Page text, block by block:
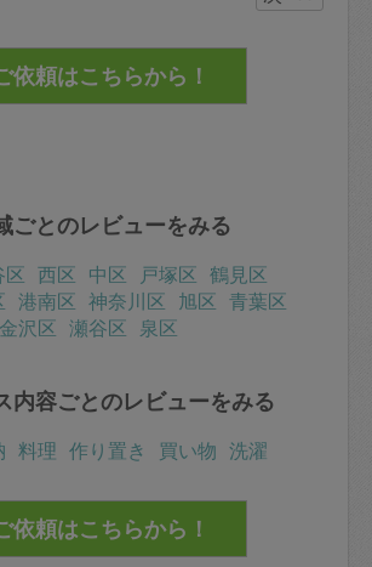
ごとのレビューをみる
区 西区 中区 戸塚区 鶴見区
港南区 神奈川区 旭区 青葉区
金沢区 瀬谷区 泉区
内容ごとのレビューをみる
料理 作り置き 買い物 洗濯